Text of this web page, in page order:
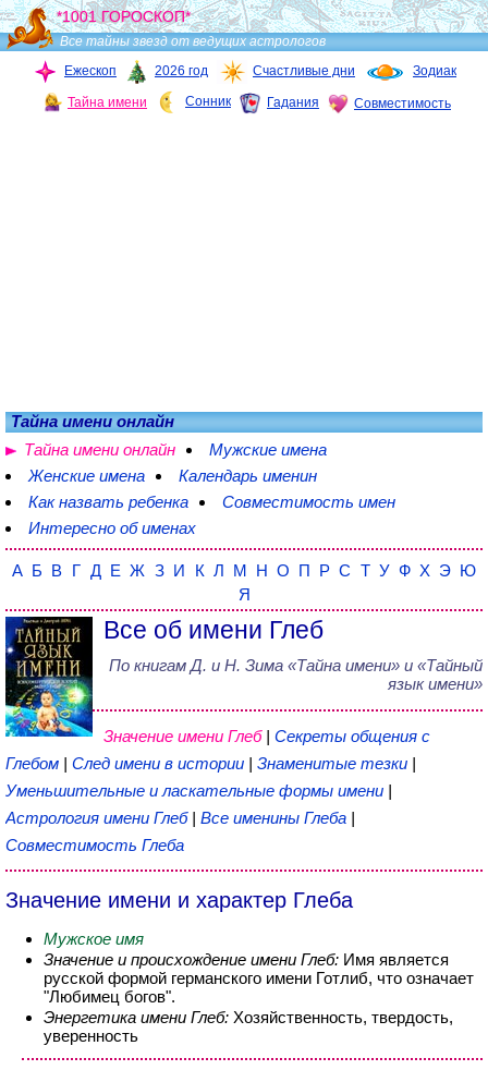
*1001 ГОРОСКОП*
Все тайны звезд от ведущих астрологов
Ежескоп
2026 год Счастливые дни Зодиак
Тайна имени Сонник Гадания Совместимость
Тайна имени онлайн
Тайна имени онлайн
Мужские имена
Женские имена
Календарь именин
Как назвать ребенка
Совместимость имен
Интересно об именах
А Б В Г Д Е Ж З И К Л М Н О П Р С Т У Ф Х Э Ю
Я
Все об имени Глеб
По книгам Д. и Н. Зима «Тайна имени» и «Тайный
язык имени»
Значение имени Глеб| Секреты общения с
Глебом | След имени в истории | Знаменитые тезки |
Уменьшительные и ласкательные формы имени |
Астрология имени Глеб| Все именины Глеба |
Совместимость Глеба
Значение имени и характер Глеба
Мужское имя
Значение и происхождение имени Глеб: Имя является
русской формой германского имени Готлиб, что означает
"Любимец богов".
Энергетика имени Глеб: Хозяйственность, твердость,
уверенность